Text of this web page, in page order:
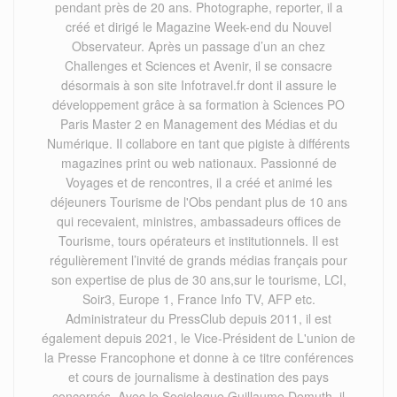
pendant près de 20 ans. Photographe, reporter, il a
créé et dirigé le Magazine Week-end du Nouvel
Observateur. Après un passage d’un an chez
Challenges et Sciences et Avenir, il se consacre
désormais à son site Infotravel.fr dont il assure le
développement grâce à sa formation à Sciences PO
Paris Master 2 en Management des Médias et du
Numérique. Il collabore en tant que pigiste à différents
magazines print ou web nationaux. Passionné de
Voyages et de rencontres, il a créé et animé les
déjeuners Tourisme de l'Obs pendant plus de 10 ans
qui recevaient, ministres, ambassadeurs offices de
Tourisme, tours opérateurs et institutionnels. Il est
régulièrement l’invité de grands médias français pour
son expertise de plus de 30 ans,sur le tourisme, LCI,
Soir3, Europe 1, France Info TV, AFP etc.
Administrateur du PressClub depuis 2011, il est
également depuis 2021, le Vice-Président de L'union de
la Presse Francophone et donne à ce titre conférences
et cours de journalisme à destination des pays